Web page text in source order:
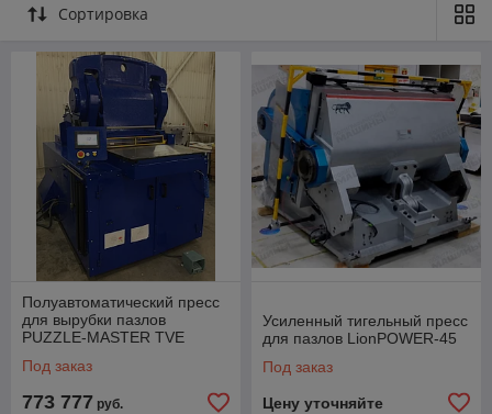
Сортировка
Полуавтоматический пресс
для вырубки пазлов
PUZZLE-MASTER TVE
Под заказ
773 777 руб.
Усиленный тигельный пресс
для пазлов LionPOWER-45
Под заказ
Цену уточняйте